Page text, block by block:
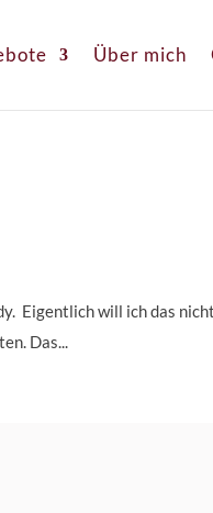
Über mich
Eigentlich will ich das
Das...